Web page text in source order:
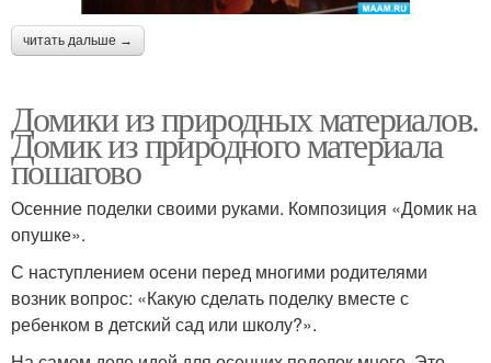
читать дальше →
Домики из природных материалов.
Домик из природного материала
пошагово
Осенние поделки своими руками. Композиция «Домик на
опушке».
С наступлением осени перед многими родителями
возник вопрос: «Какую сделать поделку вместе с
ребенком в детский сад или школу?».